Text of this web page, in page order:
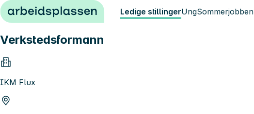
Hopp til innhold Ledige stillingerUngSommerjobben
Verkstedsformann
IKM Flux